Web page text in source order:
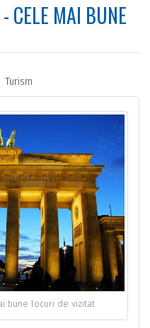
CELE MAI BUNE
Turism
bune locuri de vizitat